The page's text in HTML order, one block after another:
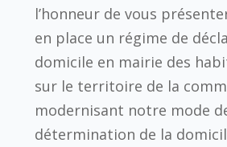
l’honneur de vous
en place un régime de
domicile en mairie des
sur le territoire de la
modernisant notre mode
détermination de la